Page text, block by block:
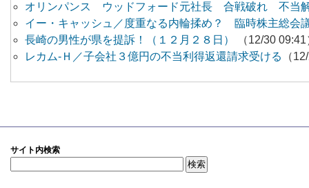
オリンパンス ウッドフォード元社長 合戦破れ 不当
イー・キャッシュ／度重なる内輪揉め？ 臨時株主総会
長崎の男性が県を提訴！（１２月２８日）
（12/30
レカム-Ｈ／子会社３億円の不当利得返還請求受ける
（
サイト内検索